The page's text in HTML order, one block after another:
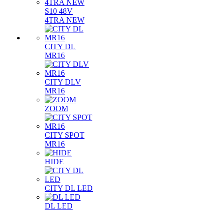
S10 48V
4TRA NEW
CITY DL
MR16
CITY DLV
MR16
ZOOM
CITY SPOT
MR16
HIDE
CITY DL LED
DL LED